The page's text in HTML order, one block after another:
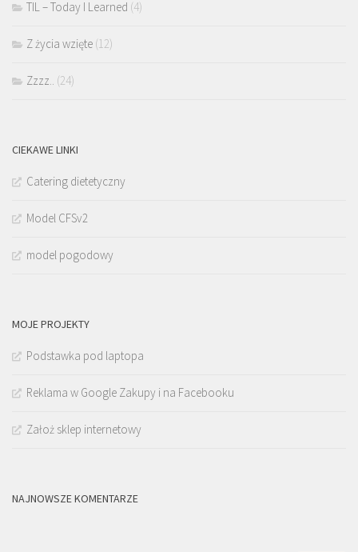
TIL – Today I Learned (4)
Z życia wzięte (12)
Zzzz.. (24)
CIEKAWE LINKI
Catering dietetyczny
Model CFSv2
model pogodowy
MOJE PROJEKTY
Podstawka pod laptopa
Reklama w Google Zakupy i na Facebooku
Założ sklep internetowy
NAJNOWSZE KOMENTARZE